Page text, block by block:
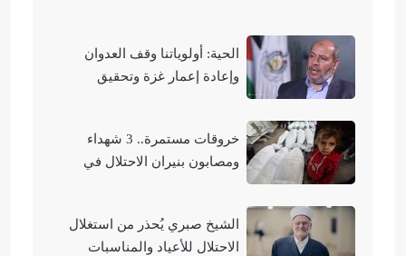
الحية: أولوياتنا وقف العدوان
وإعادة إعمار غزة وتحقيق
خروقات مستمرة.. 3 شهداء
ومصابون بنيران الاحتلال في
الشيخ صبري يُحذر من استغلال
الاحتلال للأعياد والمناسبات